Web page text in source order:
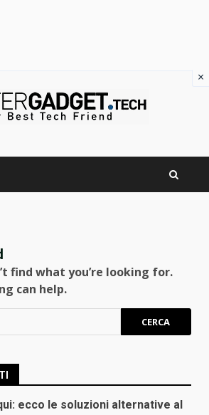
find what you’re looking for.
can help.
ecco le soluzioni alternative al
×